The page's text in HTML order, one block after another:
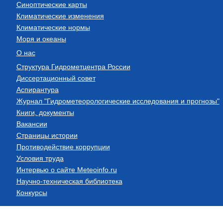
Синоптические карты
Климатические изменения
Климатические нормы
Моря и океаны
О нас
Структура Гидрометцентра России
Диссертационный совет
Аспирантура
Журнал "Гидрометеорологические исследования и прогнозы"
Книги, документы
Вакансии
Страницы истории
Противодействие коррупции
Условия труда
Интервью о сайте Meteoinfo.ru
Научно-техническая библиотека
Конкурсы